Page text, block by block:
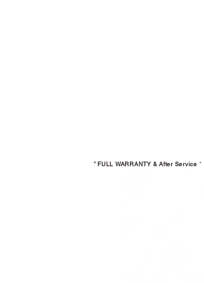
* FULL WARRANTY & After Service *